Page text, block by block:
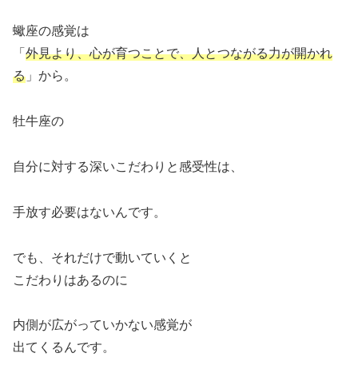
蠍座の感覚は
「外見より、心が育つことで、人とつながる力が開かれ
る 」から。
牡牛座の
自分に対する深いこだわりと感受性は、
手放す必要はないんです。
でも、それだけで動いていくと
こだわりはあるのに
内側が広がっていかない感覚が
出てくるんです。